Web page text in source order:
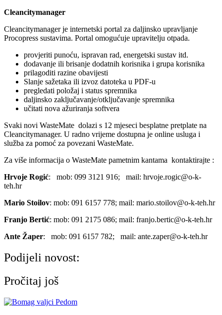
Cleancitymanager
Cleancitymanager je internetski portal za daljinsko upravljanje
Procopress sustavima. Portal omogućuje upravitelju otpada.
provjeriti punoću, ispravan rad, energetski sustav itd.
dodavanje ili brisanje dodatnih korisnika i grupa korisnika
prilagoditi razine obavijesti
Slanje sažetaka ili izvoz datoteka u PDF-u
pregledati položaj i status spremnika
daljinsko zaključavanje/otključavanje spremnika
učitati nova ažuriranja softvera
Svaki novi WasteMate dolazi s 12 mjeseci besplatne pretplate na
Cleancitymanager. U radno vrijeme dostupna je online usluga i
služba za pomoć za povezani WasteMate.
Za više informacija o WasteMate pametnim kantama kontaktirajte :
Hrvoje Rogić: mob: 099 3121 916; mail: hrvoje.rogic@o-k-
teh.hr
Mario Stoilov: mob: 091 6157 778; mail: mario.stoilov@o-k-teh.hr
Franjo Bertić: mob: 091 2175 086; mail: franjo.bertic@o-k-teh.hr
Ante Žaper: mob: 091 6157 782; mail: ante.zaper@o-k-teh.hr
Podijeli novost:
Pročitaj još